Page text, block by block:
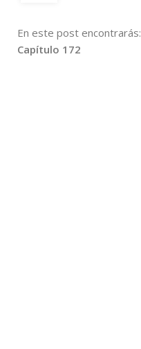
En este post encontrarás:
Capítulo 172